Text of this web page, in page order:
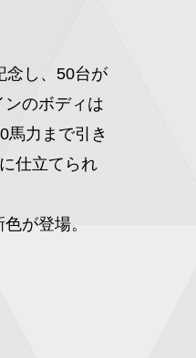
念し、50台が
ンのボディは
馬力まで引き
仕立てられ
が登場。